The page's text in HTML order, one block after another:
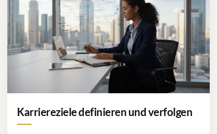
Karriereziele definieren und verfolgen